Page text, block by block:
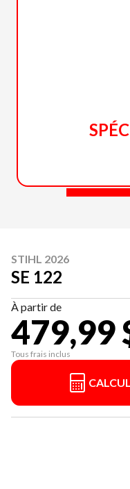
STIHL 2026
SE 122
À partir de
479,99
Tous frais inclus